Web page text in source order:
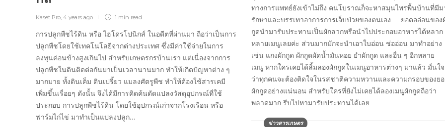
ทางการแพทย์ยังเข้าไม่ถึง คนโบราณก็จะหาสมุนไพรพื้นบ้านที่มีม
รักษาและบรรเทาอาการการเจ็บป่วยของตนเอง ยอดออ่อนของ
กูดนำมารับประทานเป็นผักลวกหรือนำไปประกอบอาหารได้หลาก
หลายเมนูเลยค่ะ ส่วนมากมักจะนำเอาใบอ่อน ช่ออ่อน มาทำอย่าง
เช่น แกงผักกูด ผักกูดผัดน้ำมันหอย ยำผักกูด และอื่น ๆ อีกหลาย
เมนู หากใครเคยได้ลิ้มลองผักกูดในเมนูอาหารต่างๆ มาแล้ว มั่นใจ
ว่าทุกคนจะต้องติดใจในรสชาติความหวานและความกรอบของย
ผักกูดอย่างแน่นอน สำหรับใครที่ยังไม่เคยได้ลองเมนูผักกูดถือว่า
พลาดมาก รีบไปหามารับประทานได้เลย
Kaset Pro, 4 years ago 1 min read
การปลูกพืชไร้ดิน หรือ ไฮโดรโปนิกส์ ในอดีตที่ผ่านมา ถือว่าเป็นการ
ปลูกพืชโดยใช้เทคโนโลยีจากต่างประเทศ ซึ่งมีค่าใช้จ่ายในการ
ลงทุนค่อนข้างสูงเกินไป สำหรับเกษตรกรบ้านเรา แต่เนื่องจากการ
ปลูกพืชในดินติดต่อกันมาเป็นเวลานานมาก ทำให้เกิดปัญหาต่าง ๆ
มากมาย ทั้งดินเค็ม ดินเปรี้ยว แมลงศัตรูพืช ทำให้ต้องใช้สารเคมี
เพิ่มขึ้นเรื่อยๆ ดังนั้น จึงได้มีการคิดค้นดัดแปลงวัสดุอุปกรณ์ที่ใช้
ประกอบ การปลูกพืชไร้ดิน โดยใช้อุปกรณ์เก่าจากโรงเรือน หรือ
ฟาร์มไก่ไข่ มาทำเป็นแปลงปลูก…
ข่าวสารเกษตร